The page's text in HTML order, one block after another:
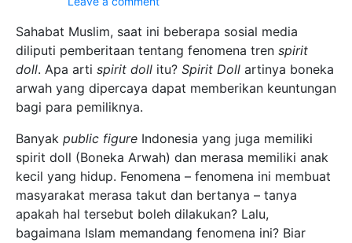
Sahabat Muslim, saat ini beberapa sosial media
diliputi pemberitaan tentang fenomena tren spirit
doll. Apa arti spirit doll itu? Spirit Doll artinya boneka
arwah yang dipercaya dapat memberikan keuntungan
bagi para pemiliknya.
Banyak public figure Indonesia yang juga memiliki
spirit doll (Boneka Arwah) dan merasa memiliki anak
kecil yang hidup. Fenomena – fenomena ini membuat
masyarakat merasa takut dan bertanya – tanya
apakah hal tersebut boleh dilakukan? Lalu,
bagaimana Islam memandang fenomena ini? Biar